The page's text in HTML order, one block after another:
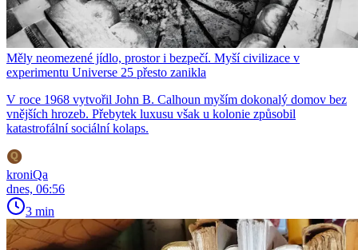
Měly neomezené jídlo, prostor i bezpečí. Myší civilizace v
experimentu Universe 25 přesto zanikla
V roce 1968 vytvořil John B. Calhoun myším dokonalý domov bez
vnějších hrozeb. Přebytek luxusu však u kolonie způsobil
katastrofální sociální kolaps.
kroniQa
dnes, 06:56
3 min